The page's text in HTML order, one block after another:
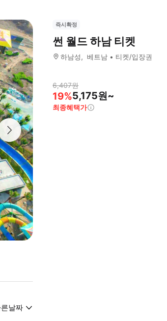
날짜
즉시확정
썬 월드 하남 티켓
하남성 베트남 티켓/입장권
6,407원
19%5,175원~
최종혜택가